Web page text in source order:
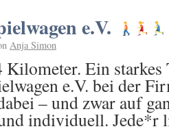
e.V.
Anja Simon
Kilometer. Ein
e.V. bei der
– und zwar auf
individuell.